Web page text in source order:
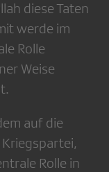
diese Taten
werde im
Rolle
Weise
auf die
Rolle in